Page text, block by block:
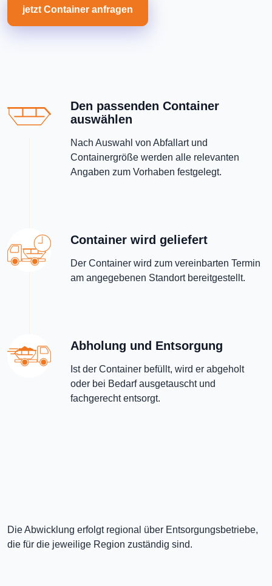
jetzt Container anfragen
Den passenden Container
auswählen
Nach Auswahl von Abfallart und
Containergröße werden alle relevanten
Angaben zum Vorhaben festgelegt.
Container wird geliefert
Der Container wird zum vereinbarten Termin
am angegebenen Standort bereitgestellt.
Abholung und Entsorgung
Ist der Container befüllt, wird er abgeholt
oder bei Bedarf ausgetauscht und
fachgerecht entsorgt.
Die Abwicklung erfolgt regional über Entsorgungsbetriebe,
die für die jeweilige Region zuständig sind.